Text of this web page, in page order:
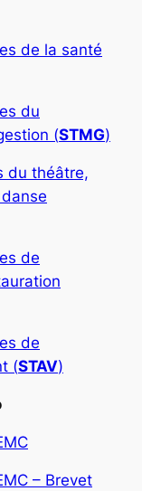
de la santé
du
(STMG)
du théâtre,
de
de
(STAV)
– Brevet